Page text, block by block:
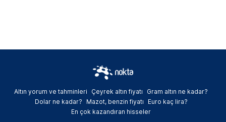
Altın yorum ve tahminleri Çeyrek altın fiyatı
Gram altın ne kadar?
Dolar ne kadar?
Mazot, benzin fiyatı
Euro kaç lira?
En çok kazandıran hisseler